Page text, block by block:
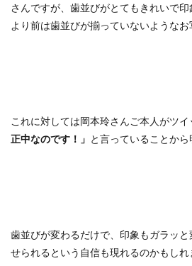
さんですが、歯並びがとてもきれいで
より前は歯並びが揃っていないようなお
これに対しては岡本玲さんご本人がツ
正中なのです！」 と言っていることから
歯並びが変わるだけで、印象もガラッ
せられるという自信も現れるのかもしれ